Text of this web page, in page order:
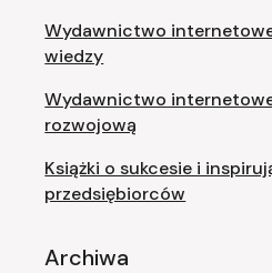
Wydawnictwo
wiedzy
Wydawnictwo
rozwojową
Książki o sukcesie i
przedsiębiorców
Archiwa